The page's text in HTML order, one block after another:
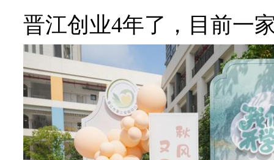
晋江创业4年了，目前一